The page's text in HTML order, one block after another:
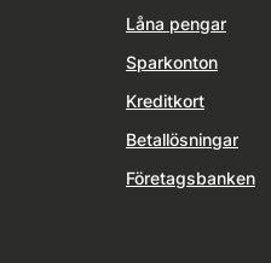
Låna pengar
Sparkonton
Kreditkort
Betallösningar
Företagsbanken